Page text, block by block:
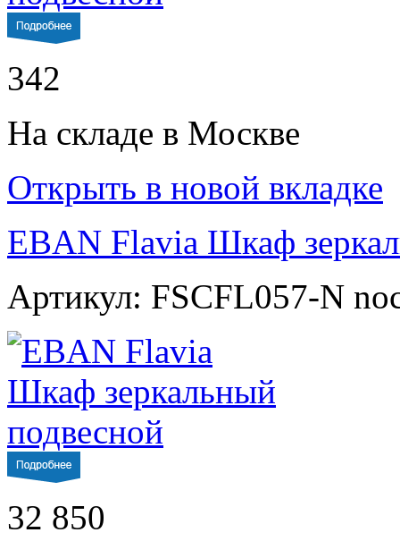
342
На складе в Москве
Открыть в новой вкладке
EBAN Flavia Шкаф
Артикул: FSCFL057-N
32 850